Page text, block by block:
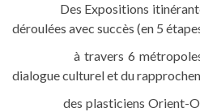
Des Expositions itinérantes
déroulées avec succès (en 5
à travers 6 métropoles
dialogue culturel et du
des plasticiens Orient-